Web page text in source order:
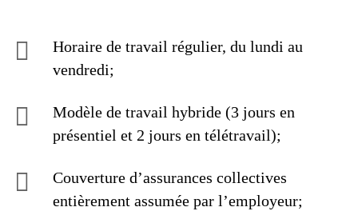
Horaire de travail régulier, du lundi au
vendredi;
Modèle de travail hybride (3 jours en
présentiel et 2 jours en télétravail);
Couverture d’assurances collectives
entièrement assumée par l’employeur;